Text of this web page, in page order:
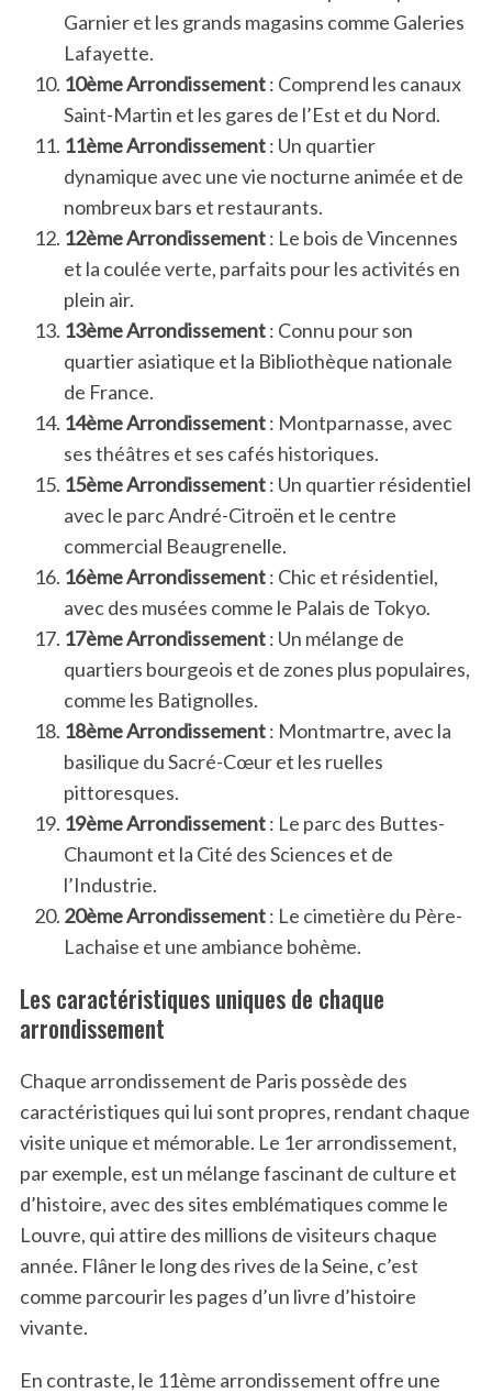
Garnier et les grands magasins comme Galeries
Lafayette.
10ème Arrondissement: Comprend les canaux
Saint-Martin et les gares de l’Est et du Nord.
11ème Arrondissement: Un quartier
dynamique avec une vie nocturne animée et de
nombreux bars et restaurants.
12ème Arrondissement: Le bois de Vincennes
et la coulée verte, parfaits pour les activités en
plein air.
13ème Arrondissement: Connu pour son
quartier asiatique et la Bibliothèque nationale
de France.
14ème Arrondissement: Montparnasse, avec
ses théâtres et ses cafés historiques.
15ème Arrondissement: Un quartier résidentiel
avec le parc André-Citroën et le centre
commercial Beaugrenelle.
16ème Arrondissement: Chic et résidentiel,
avec des musées comme le Palais de Tokyo.
17ème Arrondissement: Un mélange de
quartiers bourgeois et de zones plus populaires,
comme les Batignolles.
18ème Arrondissement: Montmartre, avec la
basilique du Sacré-Cœur et les ruelles
pittoresques.
19ème Arrondissement: Le parc des Buttes-
Chaumont et la Cité des Sciences et de
l’Industrie.
20ème Arrondissement: Le cimetière du Père-
Lachaise et une ambiance bohème.
Les caractéristiques uniques de chaque
arrondissement
Chaque arrondissement de Paris possède des
caractéristiques qui lui sont propres, rendant chaque
visite unique et mémorable. Le 1er arrondissement,
par exemple, est un mélange fascinant de culture et
d’histoire, avec des sites emblématiques comme le
Louvre, qui attire des millions de visiteurs chaque
année. Flâner le long des rives de la Seine, c’est
comme parcourir les pages d’un livre d’histoire
vivante.
En contraste, le 11ème arrondissement offre une